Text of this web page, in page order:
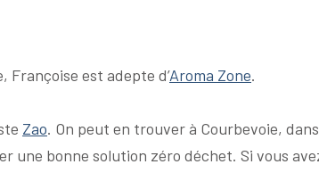
Françoise est adepte d’Aroma Zone.
Zao. On peut en trouver à Courbevoie,
une bonne solution zéro déchet. Si vous